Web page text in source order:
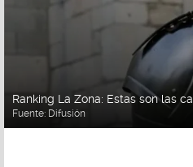
Ranking La Zona: Estas son las
Fuente: Difusión